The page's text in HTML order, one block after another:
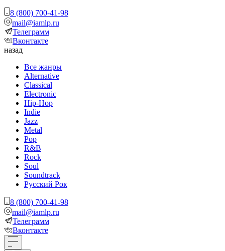
8 (800) 700-41-98
mail@iamlp.ru
Телеграмм
Вконтакте
назад
Все жанры
Alternative
Classical
Electronic
Hip-Hop
Indie
Jazz
Metal
Pop
R&B
Rock
Soul
Soundtrack
Русский Рок
8 (800) 700-41-98
mail@iamlp.ru
Телеграмм
Вконтакте